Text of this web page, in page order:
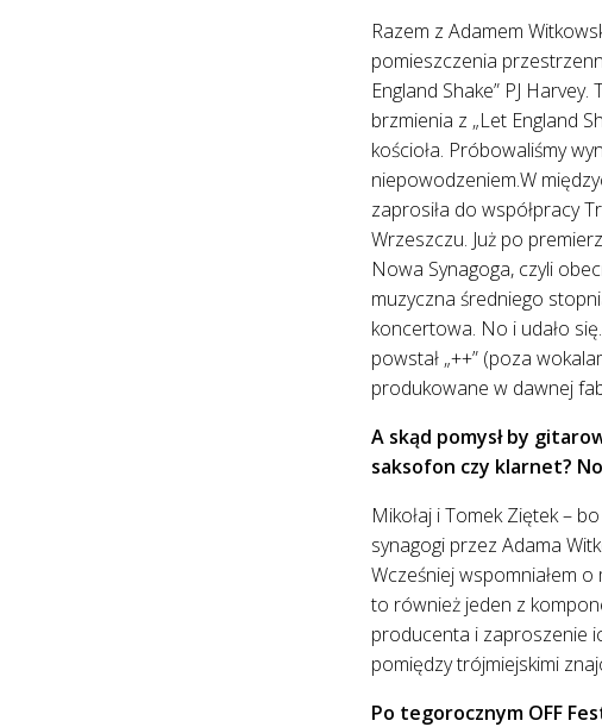
Razem z Adamem
pomieszczenia
England Shake” PJ
brzmienia z „Let England
kościoła. Próbowaliśmy
niepowodzeniem.W
zaprosiła do współpracy
Wrzeszczu. Już po
Nowa Synagoga, czyli
muzyczna średniego
koncertowa. No i udało
powstał „++” (poza
produkowane w dawnej
A skąd pomysł by
saksofon czy klarnet?
Mikołaj i Tomek Ziętek –
synagogi przez Adama
Wcześniej wspomniałem
to również jeden z
producenta i zaproszenie
pomiędzy trójmiejskimi
Po tegorocznym OFF